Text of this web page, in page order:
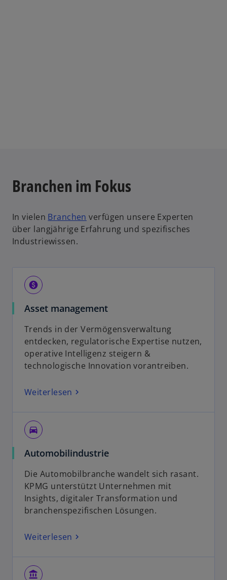
Branchen im Fokus
In vielen Branchen verfügen unsere Experten
über langjährige Erfahrung und spezifisches
Industriewissen.
paid
Asset management
Trends in der Vermögensverwaltung
entdecken, regulatorische Expertise nutzen,
operative Intelligenz steigern &
technologische Innovation vorantreiben.
Weiterlesen
directions_car
Automobilindustrie
Die Automobilbranche wandelt sich rasant.
KPMG unterstützt Unternehmen mit
Insights, digitaler Transformation und
branchenspezifischen Lösungen.
Weiterlesen
account_balance